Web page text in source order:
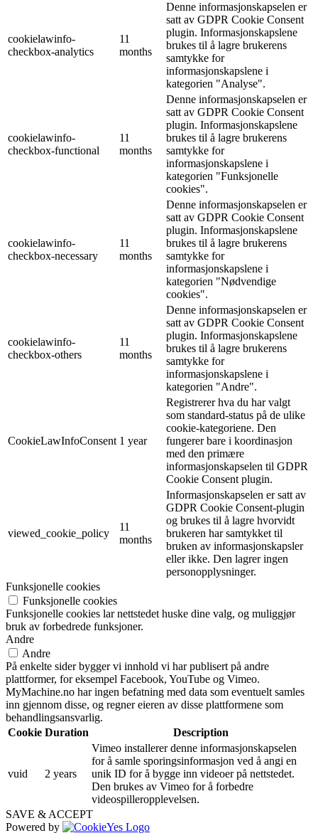
cookielawinfo-
checkbox-analytics
11
months
Denne informasjonskapselen er
satt av GDPR Cookie Consent
plugin. Informasjonskapslene
brukes til å lagre brukerens
samtykke for
informasjonskapslene i
kategorien "Analyse".
cookielawinfo-
checkbox-functional
11
months
Denne informasjonskapselen er
satt av GDPR Cookie Consent
plugin. Informasjonskapslene
brukes til å lagre brukerens
samtykke for
informasjonskapslene i
kategorien "Funksjonelle
cookies".
cookielawinfo-
checkbox-necessary
11
months
Denne informasjonskapselen er
satt av GDPR Cookie Consent
plugin. Informasjonskapslene
brukes til å lagre brukerens
samtykke for
informasjonskapslene i
kategorien "Nødvendige
cookies".
cookielawinfo-
checkbox-others
11
months
Denne informasjonskapselen er
satt av GDPR Cookie Consent
plugin. Informasjonskapslene
brukes til å lagre brukerens
samtykke for
informasjonskapslene i
kategorien "Andre".
CookieLawInfoConsent 1 year
Registrerer hva du har valgt
som standard-status på de ulike
cookie-kategoriene. Den
fungerer bare i koordinasjon
med den primære
informasjonskapselen til GDPR
Cookie Consent plugin.
viewed_cookie_policy
11
months
Informasjonskapselen er satt av
GDPR Cookie Consent-plugin
og brukes til å lagre hvorvidt
brukeren har samtykket til
bruken av informasjonskapsler
eller ikke. Den lagrer ingen
personopplysninger.
Funksjonelle cookies
Funksjonelle cookies
Funksjonelle cookies lar nettstedet huske dine valg, og muliggjør
bruk av forbedrede funksjoner.
Andre
Andre
På enkelte sider bygger vi innhold vi har publisert på andre
plattformer, for eksempel Facebook, YouTube og Vimeo.
MyMachine.no har ingen befatning med data som eventuelt samles
inn gjennom disse, og regner eieren av disse plattformene som
behandlingsansvarlig.
Cookie Duration Description
vuid 2 years
Vimeo installerer denne informasjonskapselen
for å samle sporingsinformasjon ved å angi en
unik ID for å bygge inn videoer på nettstedet.
Den brukes av Vimeo for å forbedre
videospilleropplevelsen.
SAVE & ACCEPT
Powered by